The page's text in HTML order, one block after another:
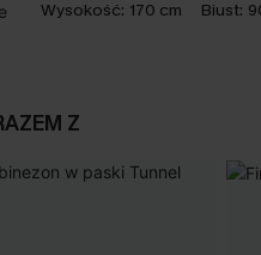
Wysokość: 170 cm Biust:
Z